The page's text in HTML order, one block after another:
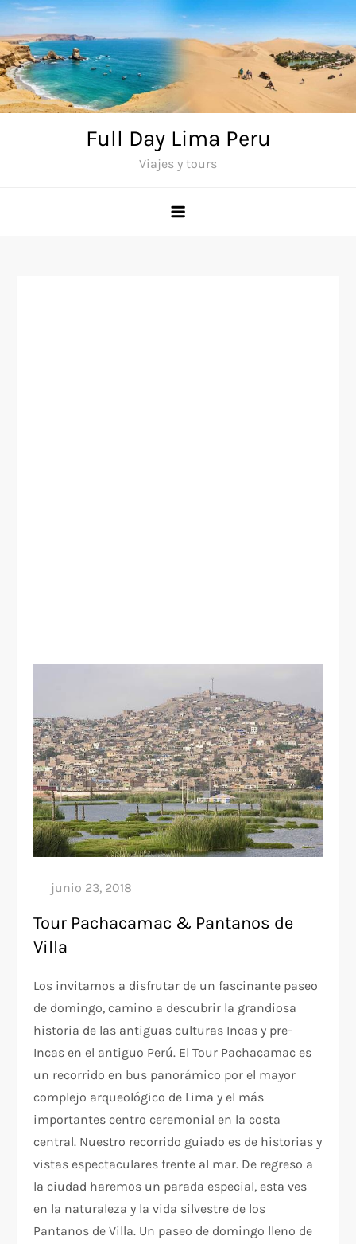
Saltar
al
contenido
Full Day Lima Peru
Viajes y tours
Tour Pachacamac & Pantanos de
Villa
Los invitamos a disfrutar de un fascinante paseo
de domingo, camino a descubrir la grandiosa
historia de las antiguas culturas Incas y pre-
Incas en el antiguo Perú. El Tour Pachacamac es
un recorrido en bus panorámico por el mayor
complejo arqueológico de Lima y el más
importantes centro ceremonial en la costa
central. Nuestro recorrido guiado es de historias y
vistas espectaculares frente al mar. De regreso a
la ciudad haremos un parada especial, esta ves
en la naturaleza y la vida silvestre de los
Pantanos de Villa. Un paseo de domingo lleno de